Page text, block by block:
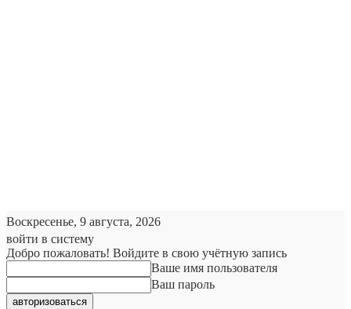
Воскресенье, 9 августа, 2026
войти в систему
Добро пожаловать! Войдите в свою учётную запись
Ваше имя пользователя
Ваш пароль